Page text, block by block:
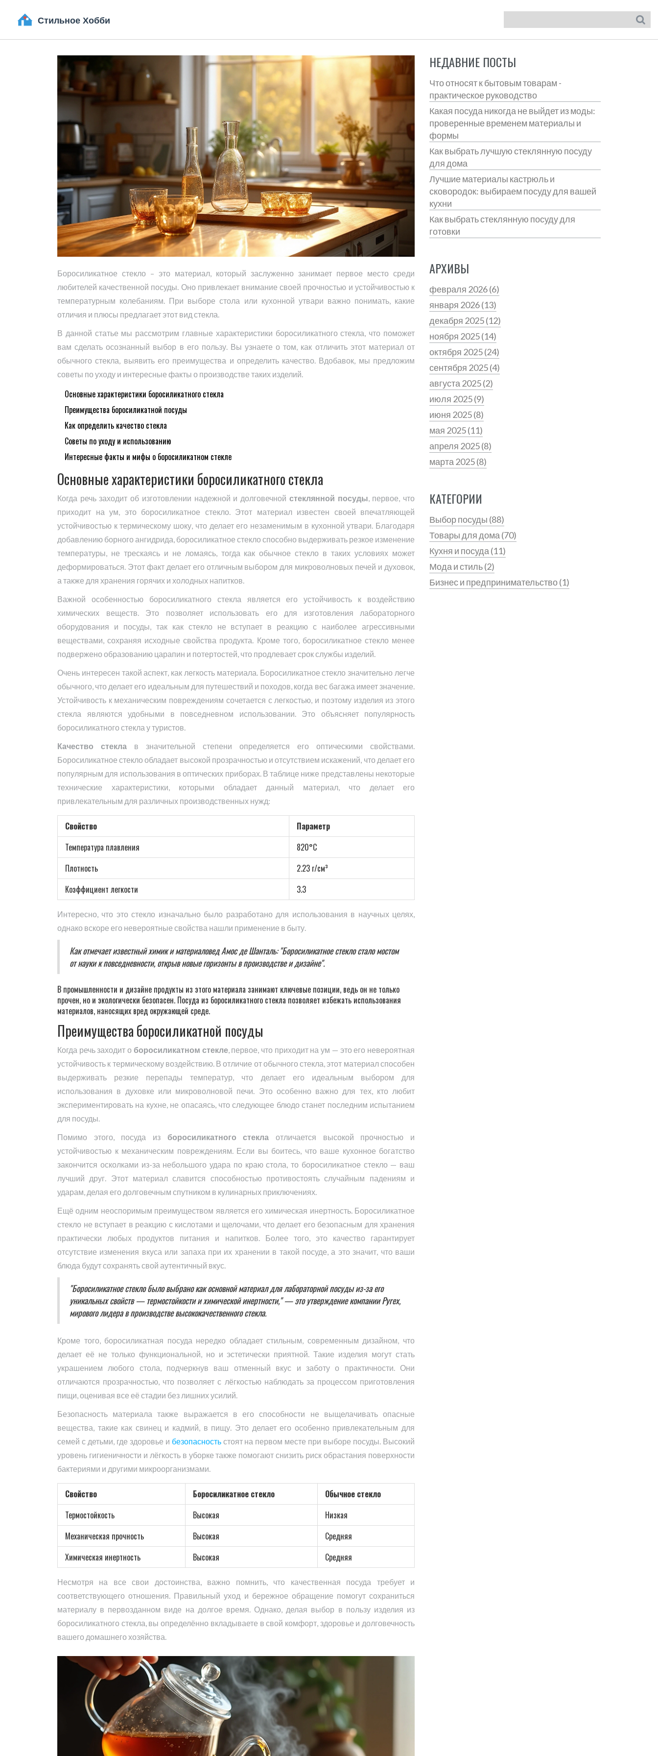
Боросиликатное стекло – это материал, который заслуженно занимает первое место среди
любителей качественной посуды. Оно привлекает внимание своей прочностью и устойчивостью к
температурным колебаниям. При выборе стола или кухонной утвари важно понимать, какие
отличия и плюсы предлагает этот вид стекла.
В данной статье мы рассмотрим главные характеристики боросиликатного стекла, что поможет
вам сделать осознанный выбор в его пользу. Вы узнаете о том, как отличить этот материал от
обычного стекла, выявить его преимущества и определить качество. Вдобавок, мы предложим
советы по уходу и интересные факты о производстве таких изделий.
Основные характеристики боросиликатного стекла
Преимущества боросиликатной посуды
Как определить качество стекла
Советы по уходу и использованию
Интересные факты и мифы о боросиликатном стекле
Основные характеристики боросиликатного стекла
Когда речь заходит об изготовлении надежной и долговечной стеклянной посуды , первое, что
приходит на ум, это боросиликатное стекло. Этот материал известен своей впечатляющей
устойчивостью к термическому шоку, что делает его незаменимым в кухонной утвари. Благодаря
добавлению борного ангидрида, боросиликатное стекло способно выдерживать резкое изменение
температуры, не трескаясь и не ломаясь, тогда как обычное стекло в таких условиях может
деформироваться. Этот факт делает его отличным выбором для микроволновых печей и духовок,
а также для хранения горячих и холодных напитков.
Важной особенностью боросиликатного стекла является его устойчивость к воздействию
химических веществ. Это позволяет использовать его для изготовления лабораторного
оборудования и посуды, так как стекло не вступает в реакцию с наиболее агрессивными
веществами, сохраняя исходные свойства продукта. Кроме того, боросиликатное стекло менее
подвержено образованию царапин и потертостей, что продлевает срок службы изделий.
Очень интересен такой аспект, как легкость материала. Боросиликатное стекло значительно легче
обычного, что делает его идеальным для путешествий и походов, когда вес багажа имеет значение.
Устойчивость к механическим повреждениям сочетается с легкостью, и поэтому изделия из этого
стекла являются удобными в повседневном использовании. Это объясняет популярность
боросиликатного стекла у туристов.
Качество стекла в значительной степени определяется его оптическими свойствами.
Боросиликатное стекло обладает высокой прозрачностью и отсутствием искажений, что делает его
популярным для использования в оптических приборах. В таблице ниже представлены некоторые
технические характеристики, которыми обладает данный материал, что делает его
привлекательным для различных производственных нужд:
Свойство
Параметр
Температура плавления
820°С
Плотность
2.23 г/см³
Коэффициент легкости
3.3
Интересно, что это стекло изначально было разработано для использования в научных целях,
однако вскоре его невероятные свойства нашли применение в быту.
Как отмечает известный химик и материаловед Амос де Шанталь: "Боросиликатное стекло стало мостом
от науки к повседневности, открыв новые горизонты в производстве и дизайне".
В промышленности и дизайне продукты из этого материала занимают ключевые позиции, ведь он не только
прочен, но и экологически безопасен. Посуда из боросиликатного стекла позволяет избежать использования
материалов, наносящих вред окружающей среде.
Преимущества боросиликатной посуды
Когда речь заходит о боросиликатном стекле, первое, что приходит на ум — это его невероятная
устойчивость к термическому воздействию. В отличие от обычного стекла, этот материал способен
выдерживать резкие перепады температур, что делает его идеальным выбором для
использования в духовке или микроволновой печи. Это особенно важно для тех, кто любит
экспериментировать на кухне, не опасаясь, что следующее блюдо станет последним испытанием
для посуды.
Помимо этого, посуда из боросиликатного стекла отличается высокой прочностью и
устойчивостью к механическим повреждениям. Если вы боитесь, что ваше кухонное богатство
закончится осколками из-за небольшого удара по краю стола, то боросиликатное стекло — ваш
лучший друг. Этот материал славится способностью противостоять случайным падениям и
ударам, делая его долговечным спутником в кулинарных приключениях.
Ещё одним неоспоримым преимуществом является его химическая инертность. Боросиликатное
стекло не вступает в реакцию с кислотами и щелочами, что делает его безопасным для хранения
практически любых продуктов питания и напитков. Более того, это качество гарантирует
отсутствие изменения вкуса или запаха при их хранении в такой посуде, а это значит, что ваши
блюда будут сохранять свой аутентичный вкус.
"Боросиликатное стекло было выбрано как основной материал для лабораторной посуды из-за его
уникальных свойств — термостойкости и химической инертности," — это утверждение компании Pyrex,
мирового лидера в производстве высококачественного стекла.
Кроме того, боросиликатная посуда нередко обладает стильным, современным дизайном, что
делает её не только функциональной, но и эстетически приятной. Такие изделия могут стать
украшением любого стола, подчеркнув ваш отменный вкус и заботу о практичности. Они
отличаются прозрачностью, что позволяет с лёгкостью наблюдать за процессом приготовления
пищи, оценивая все её стадии без лишних усилий.
Безопасность материала также выражается в его способности не выщелачивать опасные
вещества, такие как свинец и кадмий, в пищу. Это делает его особенно привлекательным для
семей с детьми, где здоровье и безопасностьстоят на первом месте при выборе посуды. Высокий
уровень гигиеничности и лёгкость в уборке также помогают снизить риск обрастания поверхности
бактериями и другими микроорганизмами.
Свойство Боросиликатное стекло
Обычное стекло
Термостойкость
Высокая
Низкая
Механическая прочность
Высокая
Средняя
Химическая инертность
Высокая Средняя
Несмотря на все свои достоинства, важно помнить, что качественная посуда требует и
соответствующего отношения. Правильный уход и бережное обращение помогут сохраниться
материалу в первозданном виде на долгое время. Однако, делая выбор в пользу изделия из
боросиликатного стекла, вы определённо вкладываете в свой комфорт, здоровье и долговечность
вашего домашнего хозяйства.
НЕДАВНИЕ ПОСТЫ
Что относят к бытовым товарам -
практическое руководство
Какая посуда никогда не выйдет из моды:
проверенные временем материалы и
формы
Как выбрать лучшую стеклянную посуду
для дома
Лучшие материалы кастрюль и
сковородок: выбираем посуду для вашей
кухни
Как выбрать стеклянную посуду для
готовки
АРХИВЫ
февраля 2026(6)
января 2026(13)
декабря 2025(12)
ноября 2025(14)
октября 2025(24)
сентября 2025(4)
августа 2025(2)
июля 2025(9)
июня 2025(8)
мая 2025(11)
апреля 2025(8)
марта 2025(8)
КАТЕГОРИИ
Выбор посуды (88)
Товары для дома (70)
Кухня и посуда (11)
Мода и стиль(2)
Бизнес и предпринимательство(1)